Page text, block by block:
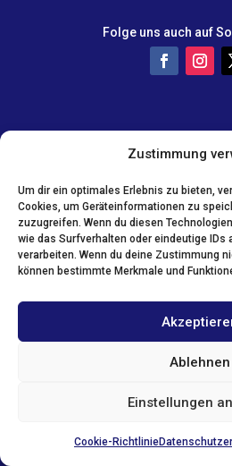
Zustimmung
Um dir ein optimales Erlebnis zu bieten,
Cookies, um Geräteinformationen zu
zuzugreifen. Wenn du diesen
wie das Surfverhalten oder eindeutige IDs
verarbeiten. Wenn du deine Zustimmung
können bestimmte Merkmale und
Ablehnen
Einstellungen
Cookie-Richtlinie
Folge uns auch auf